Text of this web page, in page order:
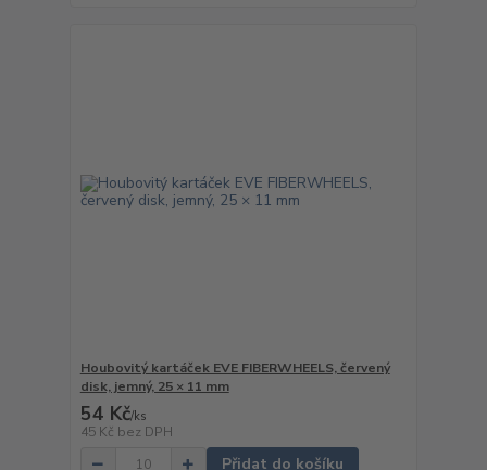
Houbovitý kartáček EVE FIBERWHEELS, červený
disk, jemný, 25 × 11 mm
54 Kč/ks
45 Kč bez DPH
Přidat do košíku